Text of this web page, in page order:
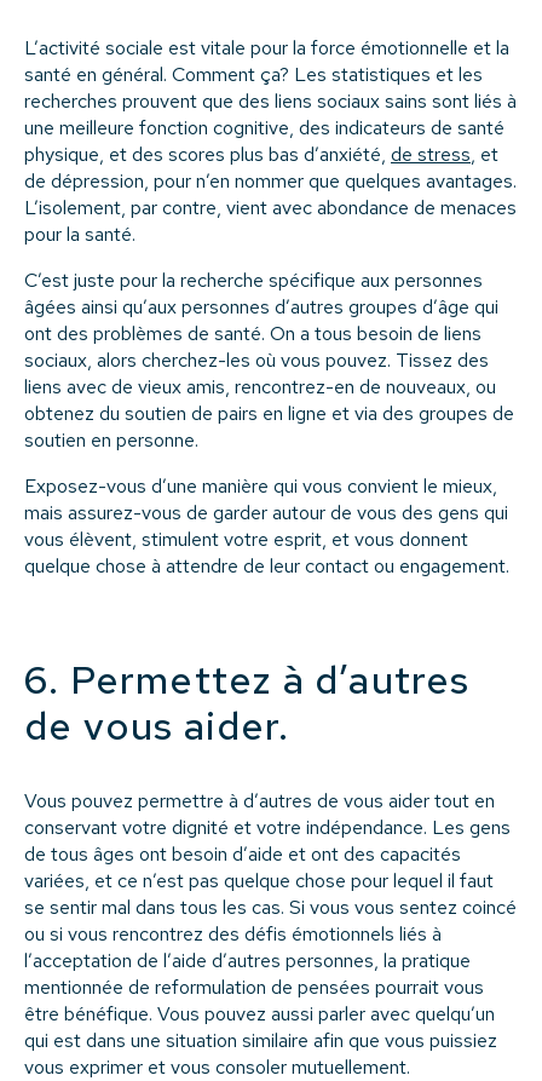
L’activité sociale est vitale pour la force émotionnelle et la
santé en général. Comment ça? Les statistiques et les
recherches prouvent que des liens sociaux sains sont liés à
une meilleure fonction cognitive, des indicateurs de santé
physique, et des scores plus bas d’anxiété, de stress, et
de dépression, pour n’en nommer que quelques avantages.
L’isolement, par contre, vient avec abondance de menaces
pour la santé.
C’est juste pour la recherche spécifique aux personnes
âgées ainsi qu’aux personnes d’autres groupes d’âge qui
ont des problèmes de santé. On a tous besoin de liens
sociaux, alors cherchez-les où vous pouvez. Tissez des
liens avec de vieux amis, rencontrez-en de nouveaux, ou
obtenez du soutien de pairs en ligne et via des groupes de
soutien en personne.
Exposez-vous d’une manière qui vous convient le mieux,
mais assurez-vous de garder autour de vous des gens qui
vous élèvent, stimulent votre esprit, et vous donnent
quelque chose à attendre de leur contact ou engagement.
6. Permettez à d’autres
de vous aider.
Vous pouvez permettre à d’autres de vous aider tout en
conservant votre dignité et votre indépendance. Les gens
de tous âges ont besoin d’aide et ont des capacités
variées, et ce n’est pas quelque chose pour lequel il faut
se sentir mal dans tous les cas. Si vous vous sentez coincé
ou si vous rencontrez des défis émotionnels liés à
l’acceptation de l’aide d’autres personnes, la pratique
mentionnée de reformulation de pensées pourrait vous
être bénéfique. Vous pouvez aussi parler avec quelqu’un
qui est dans une situation similaire afin que vous puissiez
vous exprimer et vous consoler mutuellement.